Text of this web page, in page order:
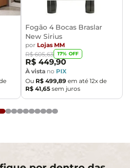
o cliente deve verificar as
caso haja alguma avaria não
recebimento.
e outras instalações serão
cliente. Não nos
da entrega, por subir
transporte por guincho em
despesas são de
por supostos elevadores,
Fogão 4 Bocas Braslar
New Sirius
por Lojas MM
R$ 605,63 17% OFF
R$ 449,90
À vista no PIX
Ou R$ 499,89 em até 12x de
R$ 41,65 sem juros